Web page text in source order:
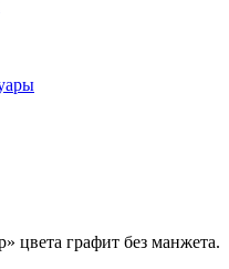
цвета графит без манжета.